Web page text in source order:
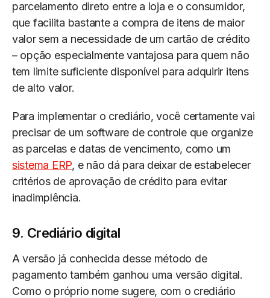
parcelamento direto entre a loja e o consumidor,
que facilita bastante a compra de itens de maior
valor sem a necessidade de um cartão de crédito
– opção especialmente vantajosa para quem não
tem limite suficiente disponível para adquirir itens
de alto valor.
Para implementar o crediário, você certamente vai
precisar de um software de controle que organize
as parcelas e datas de vencimento, como um
sistema ERP, e não dá para deixar de estabelecer
critérios de aprovação de crédito para evitar
inadimplência.
9. Crediário digital
A versão já conhecida desse método de
pagamento também ganhou uma versão digital.
Como o próprio nome sugere, com o crediário